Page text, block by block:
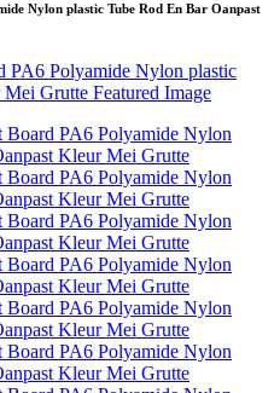
Nylon plastic Tube Rod En Bar Oanpast